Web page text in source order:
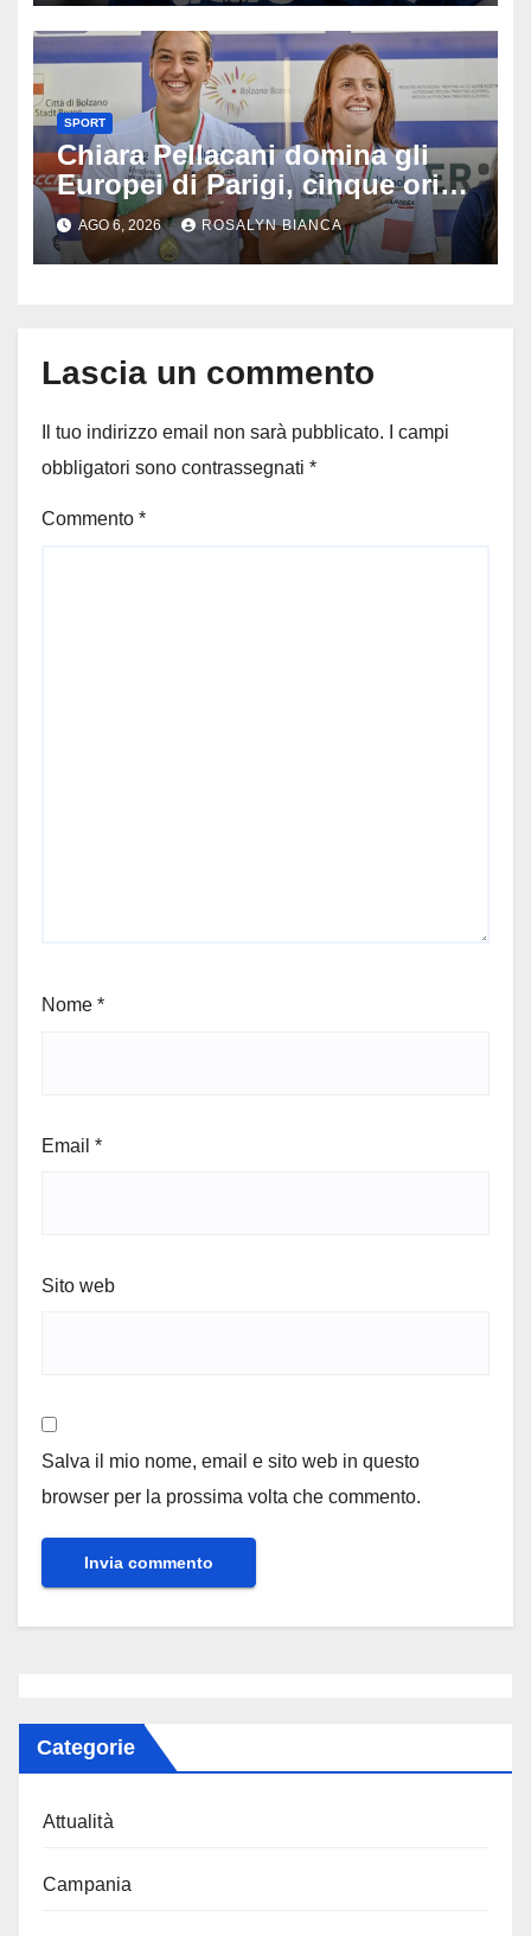
SPORT
Chiara Pellacani domina gli
Europei di Parigi, cinque ori in
cinque gare: ‘Nel sincro siamo
da medaglia olimpica’
AGO 6, 2026 ROSALYN BIANCA
Lascia un commento
Il tuo indirizzo email non sarà pubblicato.
I campi
obbligatori sono contrassegnati *
Commento *
Nome *
Email *
Sito web
Salva il mio nome, email e sito web in questo
browser per la prossima volta che commento.
Categorie
Attualità
Campania